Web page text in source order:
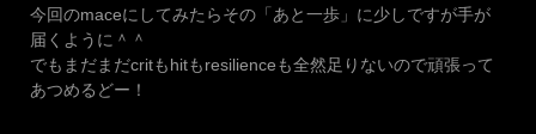
今回のmaceにしてみたらその「あと一歩」に少しですが手が
届くように＾＾
でもまだまだcritもhitもresilienceも全然足りないので頑張って
あつめるどー！